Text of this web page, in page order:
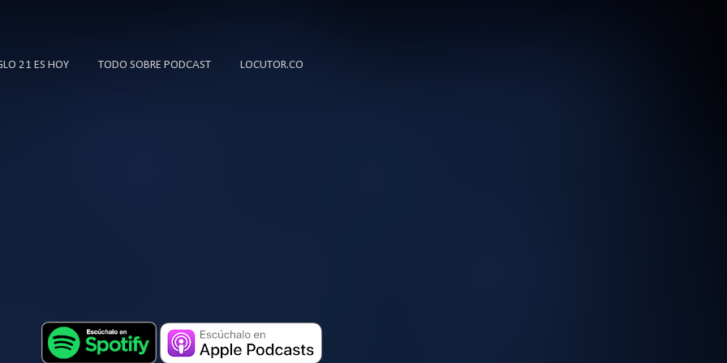
21 ES HOY TODO SOBRE PODCAST LOCUTOR.CO